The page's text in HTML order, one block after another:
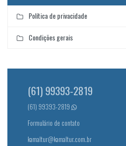
Política de privacidade
Condições gerais
(61) 99393-2819
(61) 99393-2819
Formulário de contato
kamaltur@kamaltur.com.br